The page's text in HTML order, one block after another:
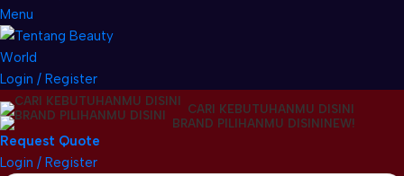
Menu
Login / Register
CARI KEBUTUHANMU DISINI
BRAND PILIHANMU DISINI
NEW!
Request Quote
Login / Register